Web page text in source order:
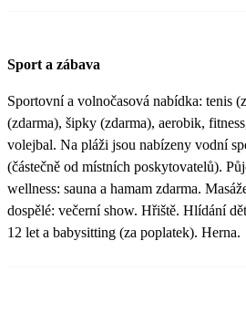
Sport a zábava
Sportovní a volnočasová nabídka: tenis
(zdarma), šipky (zdarma), aerobik,
volejbal. Na pláži jsou nabízeny vodní
(částečně od místních poskytovatelů).
wellness: sauna a hamam zdarma.
dospělé: večerní show. Hřiště. Hlídání
12 let a babysitting (za poplatek). Herna.